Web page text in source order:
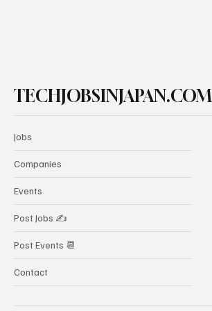
TECHJOBSINJAPAN.COM
Jobs
Companies
Events
Post Jobs ✍️
Post Events 📆
Contact